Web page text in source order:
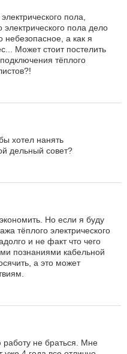
пола,
пола дело
а как я
Может стоит постелить
тёплого
хотел нанять
дельный совет?
Но если я буду
тёплого электрического
и не факт что чего
познаниями кабельной
а это может
не браться. Мне